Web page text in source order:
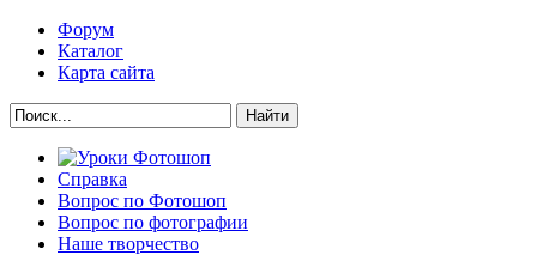
Форум
Каталог
Карта сайта
Найти
Справка
Вопрос по Фотошоп
Вопрос по фотографии
Наше творчество